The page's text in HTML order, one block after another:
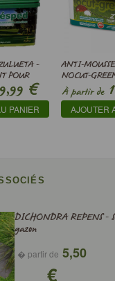
-
POUR
€
PANIER
ANTI-
NOCUT-
À partir de
AJOUTER
DICHONDRA REPENS -
gazon
� partir de 5,50
€